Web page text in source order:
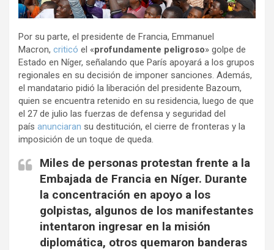
Por su parte, el presidente de Francia, Emmanuel
Macron, criticó el «profundamente peligroso» golpe de
Estado en Níger, señalando que París apoyará a los grupos
regionales en su decisión de imponer sanciones. Además,
el mandatario pidió la liberación del presidente Bazoum,
quien se encuentra retenido en su residencia, luego de que
el 27 de julio las fuerzas de defensa y seguridad del
país anunciaran su destitución, el cierre de fronteras y la
imposición de un toque de queda.
Miles de personas protestan frente a la
Embajada de Francia en Níger. Durante
la concentración en apoyo a los
golpistas, algunos de los manifestantes
intentaron ingresar en la misión
diplomática, otros quemaron banderas